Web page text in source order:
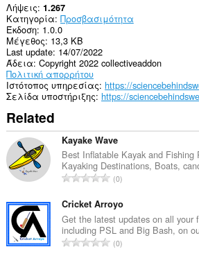
Λήψεις 1.267
Κατηγορία Προσβασιμότητα
Έκδοση 1.0.0
Μέγεθος 13,3 KB
Last update 14/07/2022
Άδεια Copyright 2022 collectiveaddon
Πολιτική απορρήτου
Ιστότοπος υπηρεσίας https://
Σελίδα υποστήριξης https://
Related
Kayake Wave
Best Inflatable Kayak and Fishing
Kayaking Destinations, Boats,
Σ
ν
ο
λ
ο
0
Cricket Arroyo
Get the latest updates on all your
including PSL and Big Bash, on
Σ0